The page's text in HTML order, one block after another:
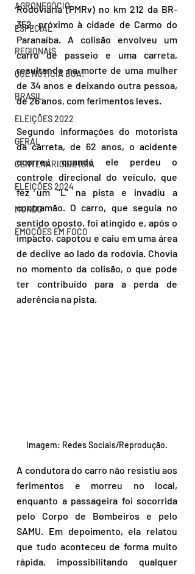
AGRONEGÓCIO
ESPECIAL
REGIONAIS
QUE NOTÍCIA BOA!
BRASIL
ELEIÇÕES 2022
GERAL
CENTENÁRIO DE IBIÁ
ELEIÇÕES 2024
MUNDO
EMOÇÕES EM FOCO
Rodoviária (PMRv) no km 212 da BR-
352, próximo à cidade de Carmo do
Paranaíba. A colisão envolveu um
carro de passeio e uma carreta,
resultando na morte de uma mulher
de 34 anos e deixando outra pessoa,
de 26 anos, com ferimentos leves.
Segundo informações do motorista
da carreta, de 62 anos, o acidente
ocorreu quando ele perdeu o
controle direcional do veículo, que
fez um "L" na pista e invadiu a
contramão. O carro, que seguia no
sentido oposto, foi atingido e, após o
impacto, capotou e caiu em uma área
de declive ao lado da rodovia. Chovia
no momento da colisão, o que pode
ter contribuído para a perda de
aderência na pista.
Imagem: Redes Sociais/Reprodução.
A condutora do carro não resistiu aos
ferimentos e morreu no local,
enquanto a passageira foi socorrida
pelo Corpo de Bombeiros e pelo
SAMU. Em depoimento, ela relatou
que tudo aconteceu de forma muito
rápida, impossibilitando qualquer